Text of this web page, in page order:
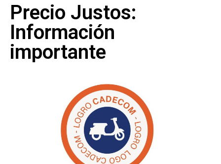
Precio Justos:
Información
importante